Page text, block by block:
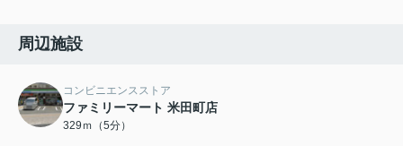
周辺施設
コンビニエンスストア
ファミリーマート 米田町店
329ｍ（5分）